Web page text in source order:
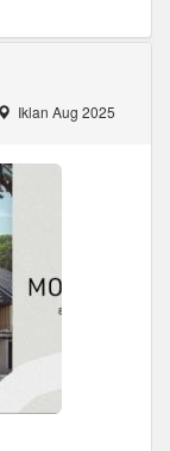
Iklan Aug 2025